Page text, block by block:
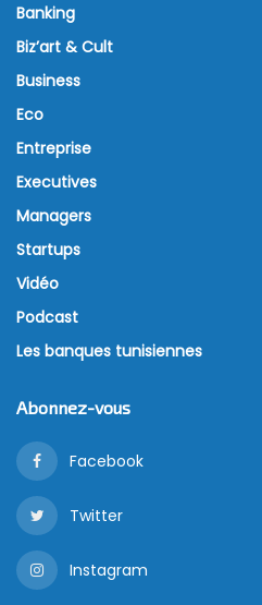
Banking
Biz’art & Cult
Business
Eco
Entreprise
Executives
Managers
Startups
Vidéo
Podcast
Les banques tunisiennes
Abonnez-vous
Facebook
Twitter
Instagram